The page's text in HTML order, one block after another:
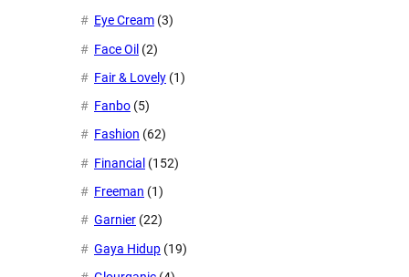
Eye Cream (3)
Face Oil (2)
Fair & Lovely (1)
Fanbo (5)
Fashion (62)
Financial (152)
Freeman (1)
Garnier (22)
Gaya Hidup (19)